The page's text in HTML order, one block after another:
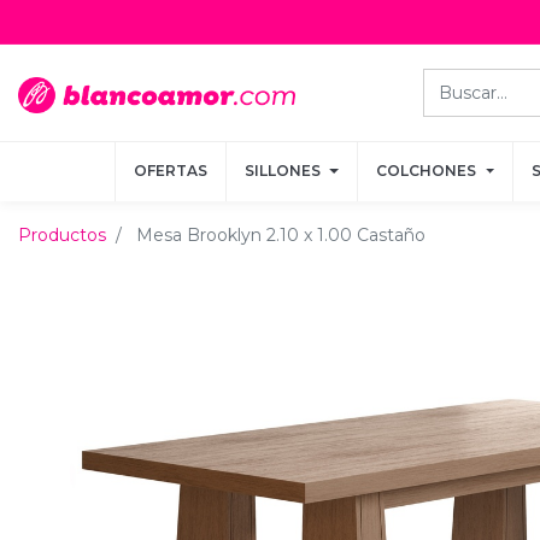
OFERTAS SILLONES COLCHONES
OFERTAS SILLONES COLCHONES
Productos Mesa Brooklyn 2.10 x 1.00 Castaño